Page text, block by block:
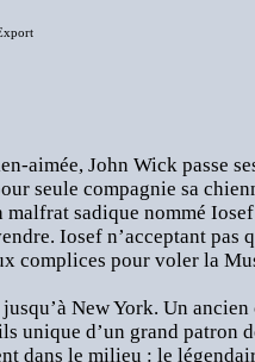
aimée, John Wick passe
seule compagnie sa
malfrat sadique nommé
Iosef n’acceptant pas
complices pour voler la
New York. Un
unique d’un grand patron
dans le milieu : le